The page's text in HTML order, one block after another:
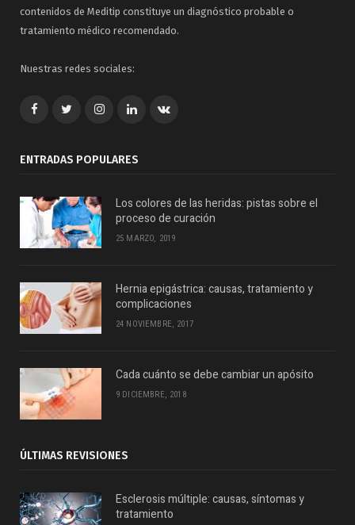
contenidos de Meditip constituye un diagnóstico probable o
tratamiento médico recomendado.
Nuestras redes sociales:
FacebookTwitterGoogle+LinkedInVK
ENTRADAS POPULARES
Los colores de las heridas: pistas sobre el
proceso de curación
25 MARZO, 2019
Hernia epigástrica: causas, tratamiento y
complicaciones
24 NOVIEMBRE, 2017
Cada cuánto se debe cambiar un apósito
9 DICIEMBRE, 2018
ÚLTIMAS REVISIONES
Esclerosis múltiple: causas, síntomas y
tratamiento